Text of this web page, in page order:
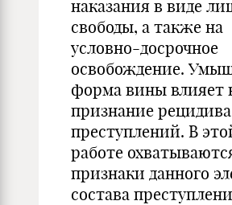
наказания в виде
свободы, а также на
условно-досрочное
освобождение.
форма вины влияет
признание рецидива
преступлений. В
работе
признаки данного
состава